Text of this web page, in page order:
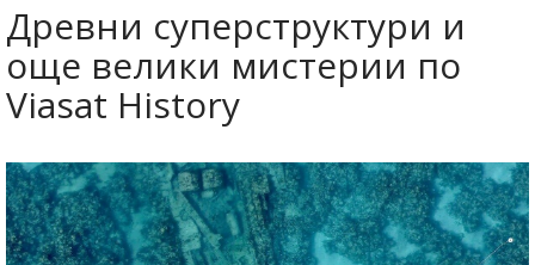
Древни суперструктури и
още велики мистерии по
Viasat History